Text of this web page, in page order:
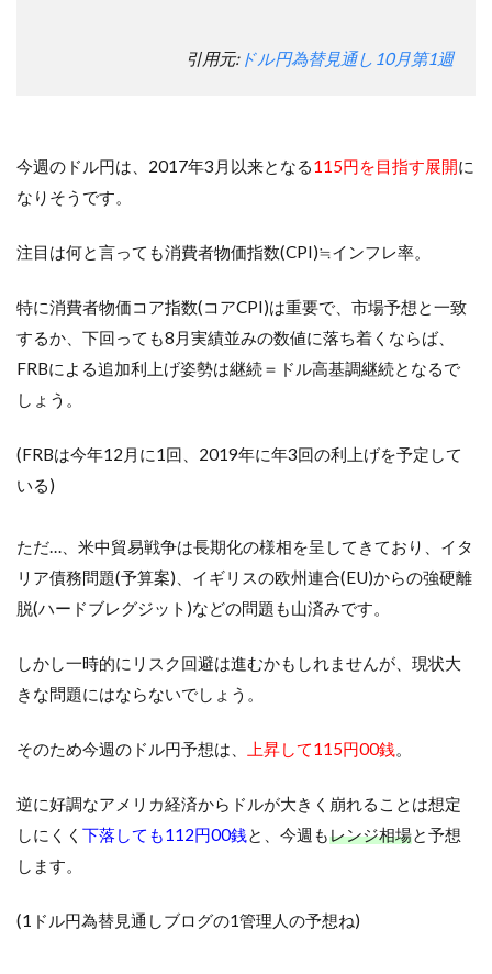
引用元:ドル円為替見通し10月第1週
今週のドル円は、2017年3月以来となる115円を目指す展開に
なりそうです。
注目は何と言っても消費者物価指数(CPI)≒インフレ率。
特に消費者物価コア指数(コアCPI)は重要で、市場予想と一致
するか、下回っても8月実績並みの数値に落ち着くならば、
FRBによる追加利上げ姿勢は継続＝ドル高基調継続となるで
しょう。
(FRBは今年12月に1回、2019年に年3回の利上げを予定して
いる)
ただ…、米中貿易戦争は長期化の様相を呈してきており、イタ
リア債務問題(予算案)、イギリスの欧州連合(EU)からの強硬離
脱(ハードブレグジット)などの問題も山済みです。
しかし一時的にリスク回避は進むかもしれませんが、現状大
きな問題にはならないでしょう。
そのため今週のドル円予想は、 上昇して115円00銭。
逆に好調なアメリカ経済からドルが大きく崩れることは想定
しにくく 下落しても112円00銭と、今週もレンジ相場と予想
します。
(1ドル円為替見通しブログの1管理人の予想ね)